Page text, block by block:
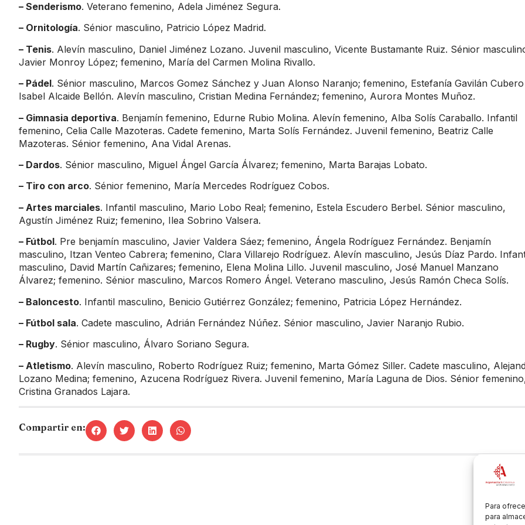
Para
para
– Senderismo. Veterano femenino, Adela Jiménez Segura.
– Ornitología. Sénior masculino, Patricio López Madrid.
– Tenis. Alevín masculino, Daniel Jiménez Lozano. Juvenil masculino, Vicente Bustamante Ruiz. Sénior
Javier Monroy López; femenino, María del Carmen Molina Rivallo.
– Pádel. Sénior masculino, Marcos Gomez Sánchez y Juan Alonso Naranjo; femenino, Estefanía Gavilán
Isabel Alcaide Bellón. Alevín masculino, Cristian Medina Fernández; femenino, Aurora Montes Muñoz.
– Gimnasia deportiva. Benjamín femenino, Edurne Rubio Molina. Alevín femenino, Alba Solís Caraballo. Infantil
femenino, Celia Calle Mazoteras. Cadete femenino, Marta Solís Fernández. Juvenil femenino, Beatriz Calle
Mazoteras. Sénior femenino, Ana Vidal Arenas.
– Dardos. Sénior masculino, Miguel Ángel García Álvarez; femenino, Marta Barajas Lobato.
– Tiro con arco. Sénior femenino, María Mercedes Rodríguez Cobos.
– Artes marciales. Infantil masculino, Mario Lobo Real; femenino, Estela Escudero Berbel. Sénior masculino,
Agustín Jiménez Ruiz; femenino, Ilea Sobrino Valsera.
– Fútbol. Pre benjamín masculino, Javier Valdera Sáez; femenino, Ángela Rodríguez Fernández. Benjamín
masculino, Itzan Venteo Cabrera; femenino, Clara Villarejo Rodríguez. Alevín masculino, Jesús Díaz Pardo.
masculino, David Martín Cañizares; femenino, Elena Molina Lillo. Juvenil masculino, José Manuel Manzano
Álvarez; femenino. Sénior masculino, Marcos Romero Ángel. Veterano masculino, Jesús Ramón Checa Solís.
– Baloncesto. Infantil masculino, Benicio Gutiérrez González; femenino, Patricia López Hernández.
– Fútbol sala. Cadete masculino, Adrián Fernández Núñez. Sénior masculino, Javier Naranjo Rubio.
– Rugby. Sénior masculino, Álvaro Soriano Segura.
– Atletismo. Alevín masculino, Roberto Rodríguez Ruiz; femenino, Marta Gómez Siller. Cadete masculino,
Lozano Medina; femenino, Azucena Rodríguez Rivera. Juvenil femenino, María Laguna de Dios. Sénior
Cristina Granados Lajara.
Compartir en: